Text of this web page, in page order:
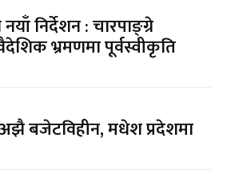
निर्देशन : चारपाङ्ग्रे
भ्रमणमा पूर्वस्वीकृति
बजेटविहीन, मधेश प्रदेशमा